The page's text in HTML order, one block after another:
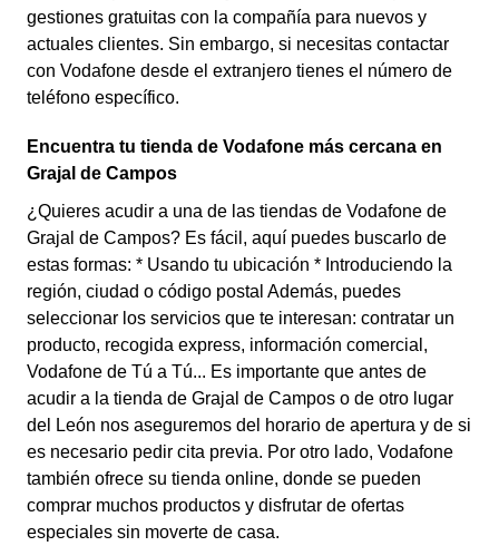
gestiones gratuitas con la compañía para nuevos y
actuales clientes. Sin embargo, si necesitas contactar
con Vodafone desde el extranjero tienes el número de
teléfono específico.
Encuentra tu tienda de Vodafone más cercana en
Grajal de Campos
¿Quieres acudir a una de las tiendas de Vodafone de
Grajal de Campos? Es fácil, aquí puedes buscarlo de
estas formas: * Usando tu ubicación * Introduciendo la
región, ciudad o código postal Además, puedes
seleccionar los servicios que te interesan: contratar un
producto, recogida express, información comercial,
Vodafone de Tú a Tú... Es importante que antes de
acudir a la tienda de Grajal de Campos o de otro lugar
del León nos aseguremos del horario de apertura y de si
es necesario pedir cita previa. Por otro lado, Vodafone
también ofrece su tienda online, donde se pueden
comprar muchos productos y disfrutar de ofertas
especiales sin moverte de casa.